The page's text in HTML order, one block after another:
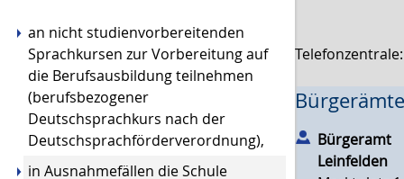
an nicht studienvorbereitenden
Sprachkursen zur Vorbereitung auf
die Berufsausbildung teilnehmen
(berufsbezogener
Deutschsprachkurs nach der
Deutschsprachförderverordnung),
in Ausnahmefällen die Schule
Bürgeramt
Leinfelden